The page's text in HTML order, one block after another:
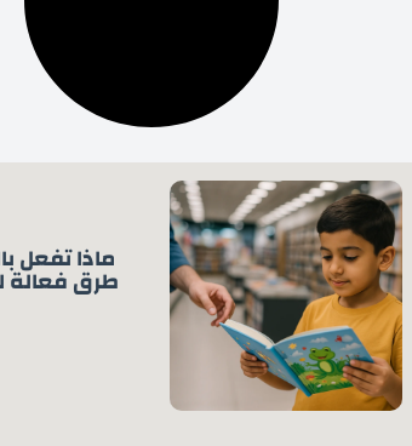
ماذا تفعل
طرق فعالة